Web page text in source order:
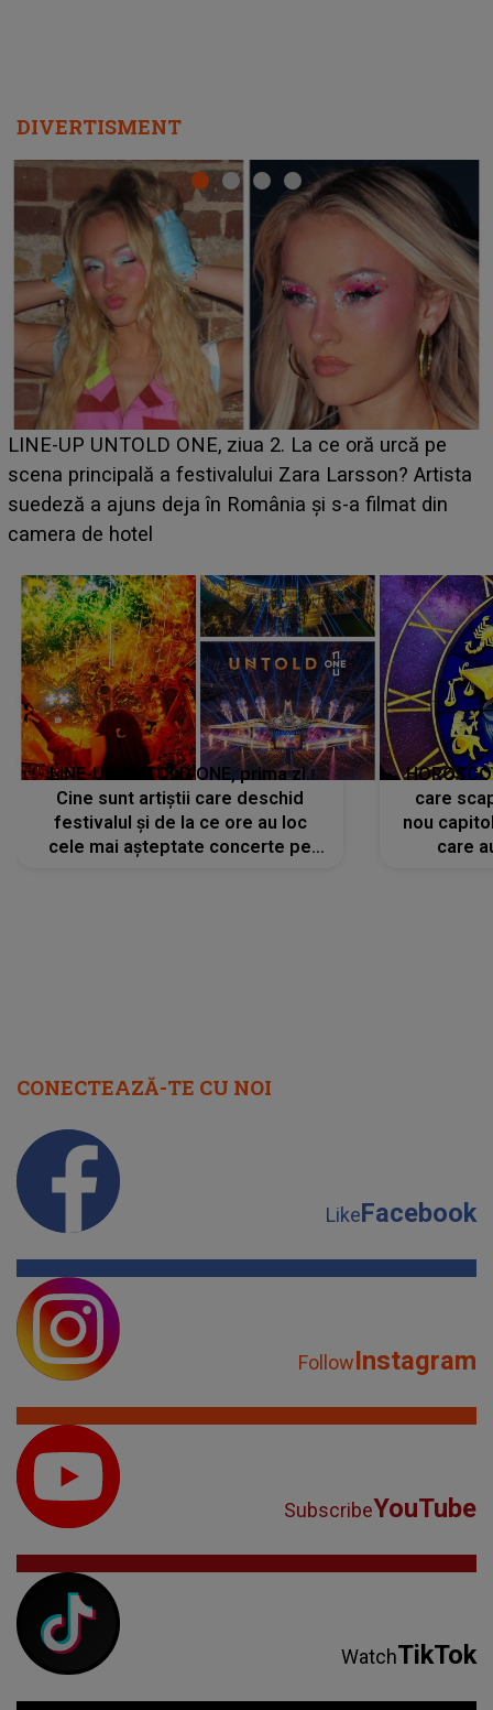
DIVERTISMENT
Ce a dezvăluit noua concurentă din "Casa Iubirii" l-a
luat prin surprindere pe Emanuel. CINE ESTE
BĂIATUL VIZAT de Alexandra?! Aflându-se în fața
faptului împlinit, A RECUNOSCUT IMEDIAT: "Am
LINE-UP UNTOLD ONE, prima zi.
Cine sunt artiștii care deschid
festivalul și de la ce ore au loc
cele mai așteptate concerte pe
care
nou
care
CONECTEAZĂ-TE CU NOI
LikeFacebook
FollowInstagram
SubscribeYouTube
WatchTikTok